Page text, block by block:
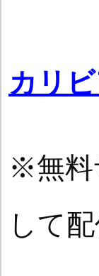
カリ
※無料
して